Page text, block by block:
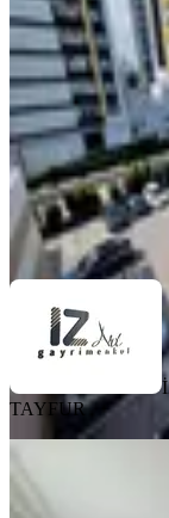
İZ - art
Ara
TAYFUR
YENİ